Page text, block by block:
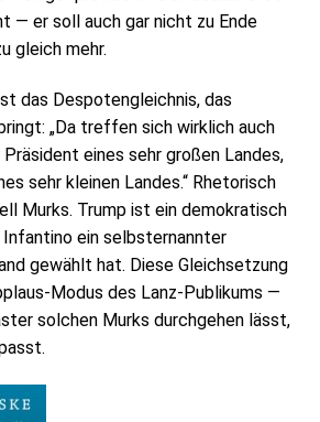
— er soll auch gar nicht zu Ende
gleich mehr.
das Despotengleichnis, das
„Da treffen sich wirklich auch
eines sehr großen Landes,
sehr kleinen Landes.“ Rhetorisch
Murks. Trump ist ein demokratisch
ein selbsternannter
gewählt hat. Diese Gleichsetzung
Modus des Lanz-Publikums —
solchen Murks durchgehen lässt,